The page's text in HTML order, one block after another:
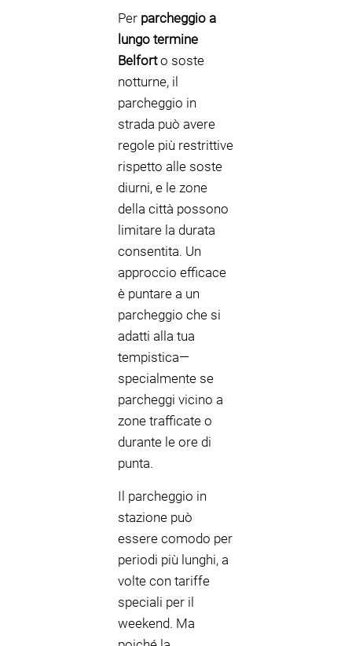
Per parcheggio a
lungo termine
Belforto soste
notturne, il
parcheggio in
strada può avere
regole più restrittive
rispetto alle soste
diurni, e le zone
della città possono
limitare la durata
consentita. Un
approccio efficace
è puntare a un
parcheggio che si
adatti alla tua
tempistica—
specialmente se
parcheggi vicino a
zone trafficate o
durante le ore di
punta.
Il parcheggio in
stazione può
essere comodo per
periodi più lunghi, a
volte con tariffe
speciali per il
weekend. Ma